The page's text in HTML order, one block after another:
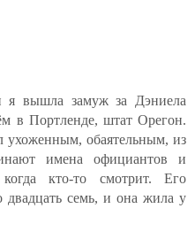
вышла замуж за Дэниела
в Портленде, штат Орегон.
ухоженным, обаятельным, из
имена официантов и
кто-то смотрит. Его
двадцать семь, и она жила у